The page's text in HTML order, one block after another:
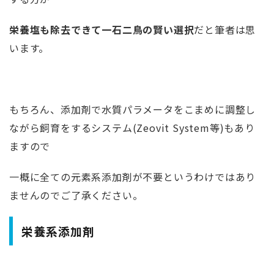
栄養塩も除去できて一石二鳥の賢い選択だと筆者は思
います。
もちろん、添加剤で水質パラメータをこまめに調整し
ながら飼育をするシステム(Zeovit System等)もあり
ますので
一概に全ての元素系添加剤が不要というわけではあり
ませんのでご了承ください。
栄養系添加剤